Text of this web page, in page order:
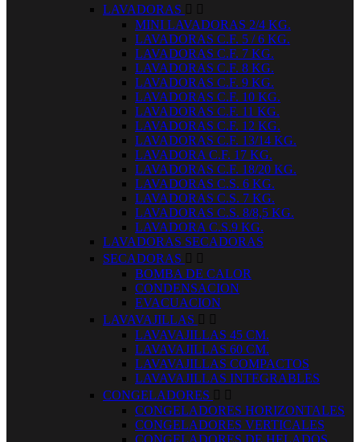
LAVADORAS  
MINI LAVADORAS 2/4 KG.
LAVADORAS C.F. 5 / 6 KG.
LAVADORAS C.F. 7 KG.
LAVADORAS C.F. 8 KG.
LAVADORAS C.F. 9 KG.
LAVADORAS C.F. 10 KG.
LAVADORAS C.F. 11 KG.
LAVADORAS C.F. 12 KG.
LAVADORAS C.F. 13/14 KG.
LAVADORA C.F. 17 KG.
LAVADORAS C.F. 18/20 KG.
LAVADORAS C.S. 6 KG.
LAVADORAS C.S. 7 KG.
LAVADORAS C.S. 8/8,5 KG.
LAVADORA C.S.9 KG.
LAVADORAS SECADORAS
SECADORAS  
BOMBA DE CALOR
CONDENSACION
EVACUACION
LAVAVAJILLAS  
LAVAVAJILLAS 45 CM.
LAVAVAJILLAS 60 CM.
LAVAVAJILLAS COMPACTOS
LAVAVAJILLAS INTEGRABLES
CONGELADORES  
CONGELADORES HORIZONTALES
CONGELADORES VERTICALES
CONGELADORES DE HELADOS